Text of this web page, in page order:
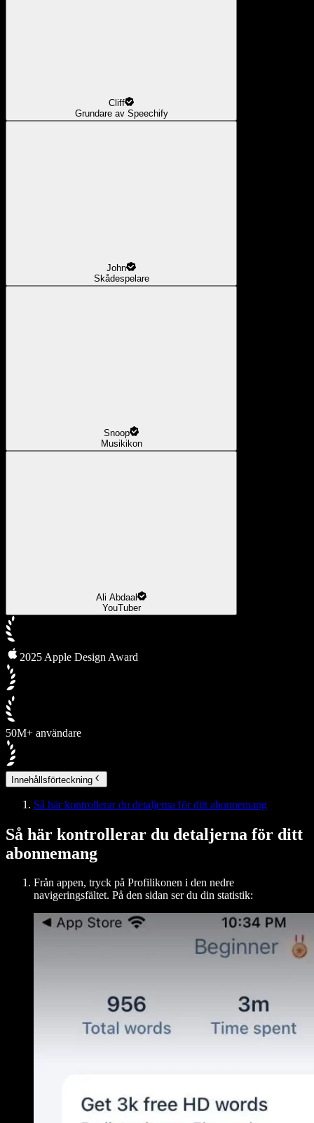
Cliff
Grundare av Speechify
John
Skådespelare
Snoop
Musikikon
Ali Abdaal
YouTuber
2025 Apple Design Award
50M+ användare
Innehållsförteckning
Så här kontrollerar du detaljerna för ditt abonnemang
Så här kontrollerar du detaljerna för ditt
abonnemang
Från appen, tryck på Profilikonen i den nedre
navigeringsfältet. På den sidan ser du din statistik: